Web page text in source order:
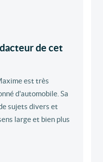
de cet
est très
d'automobile. Sa
sujets divers et
large et bien plus